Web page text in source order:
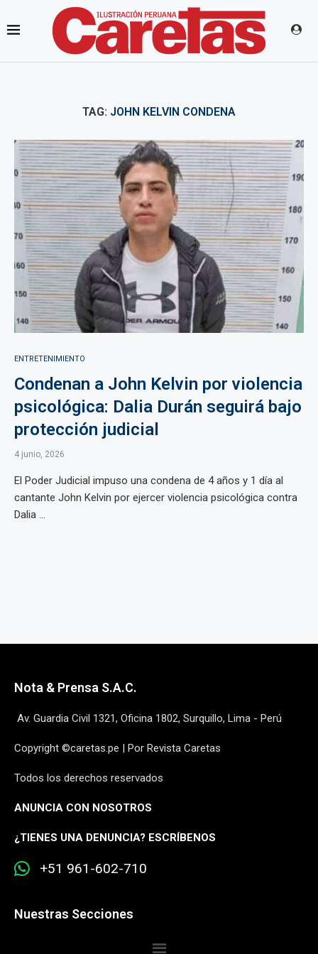
TAG: JOHN KELVIN CONDENA
ENTRETENIMIENTO
Condenan a John Kelvin por violencia
psicológica: Dalia Durán seguirá bajo
protección judicial
4 junio, 2026
El Poder Judicial impuso una condena de 4 años y 1 día al
cantante John Kelvin por ejercer violencia psicológica contra
Dalia ...
Nota & Prensa S.A.C.
Av. Guardia Civil 1321, Oficina 1802, Surquillo, Lima - Perú
Copyright ©caretas.pe | Por Revista Caretas
Todos los derechos reservados
ANUNCIA CON NOSOTROS
¿TIENES UNA DENUNCIA? ESCRÍBENOS
+51 961-602-710
Nuestras Secciones